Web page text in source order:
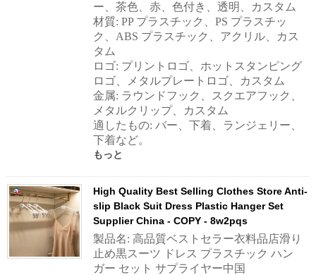
ー、茶色、赤、色付き、透明、カスタム
材質: PP プラスチック、PS プラスチッ
ク、ABS プラスチック、アクリル、カス
タム
ロゴ: プリントロゴ、ホットスタンピング
ロゴ、メタルプレートロゴ、カスタム
金属: ラウンドフック、スクエアフック、
メタルクリップ、カスタム
適したもの: バー、下着、ランジェリー、
下着など。
もっと
High Quality Best Selling Clothes Store Anti-
slip Black Suit Dress Plastic Hanger Set
Supplier China - COPY - 8w2pqs
製品名: 高品質ベストセラー衣料品店滑り
止め黒スーツ ドレス プラスチック ハン
ガー セット サプライヤー中国